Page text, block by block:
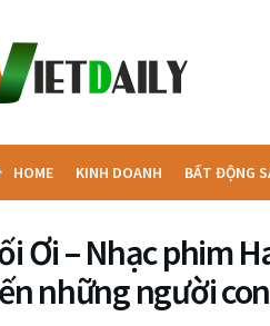
HOME KINH DOANH BẤT ĐỘNG
Ơi – Nhạc phim
những người